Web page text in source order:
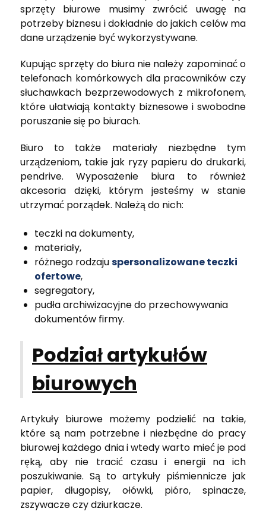
sprzęty biurowe musimy zwrócić uwagę na
potrzeby biznesu i dokładnie do jakich celów ma
dane urządzenie być wykorzystywane.
Kupując sprzęty do biura nie należy zapominać o
telefonach komórkowych dla pracowników czy
słuchawkach bezprzewodowych z mikrofonem,
które ułatwiają kontakty biznesowe i swobodne
poruszanie się po biurach.
Biuro to także materiały niezbędne tym
urządzeniom, takie jak ryzy papieru do drukarki,
pendrive. Wyposażenie biura to również
akcesoria dzięki, którym jesteśmy w stanie
utrzymać porządek. Należą do nich:
teczki na dokumenty,
materiały,
różnego rodzajuspersonalizowane teczki
ofertowe,
segregatory,
pudła archiwizacyjne do przechowywania
dokumentów firmy.
Podział artykułów
biurowych
Artykuły biurowe możemy podzielić na takie,
które są nam potrzebne i niezbędne do pracy
biurowej każdego dnia i wtedy warto mieć je pod
ręką, aby nie tracić czasu i energii na ich
poszukiwanie. Są to artykuły piśmiennicze jak
papier, długopisy, ołówki, pióro, spinacze,
zszywacze czy dziurkacze.